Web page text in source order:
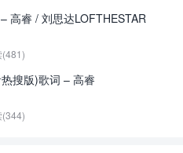
高睿 / 刘思达LOFTHESTAR
(481)
搜版)歌词 – 高睿
(344)